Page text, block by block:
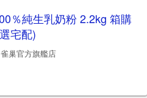
％純生乳奶粉 2.2kg 箱購
宅配)
巢官方旗艦店